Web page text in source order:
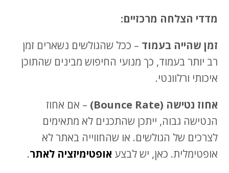
מדדי הצלחה מרכזיים:
זמן שהייה בעמוד – ככל שהגולשים נשארים זמן
רב יותר בעמוד, כך מנועי החיפוש מבינים שהתוכן
איכותי ורלוונטי.
אחוז נטישה (Bounce Rate)
– אם אחוז
הנטישה גבוה, ייתכן שהתכנים לא מתאימים
לצרכים של הגולשים. או שהחווייה באתר לא
אופטימלית. כאן, יש לבצעאופטימיזציה לאתר.